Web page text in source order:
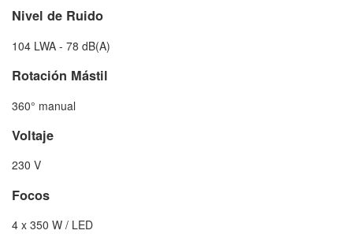
Nivel de Ruido
104 LWA - 78 dB(A)
Rotación Mástil
360° manual
Voltaje
230 V
Focos
4 x 350 W / LED